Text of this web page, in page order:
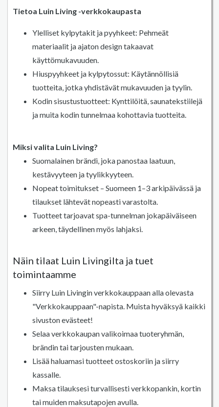
Tietoa Luin Living -verkkokaupasta
Ylelliset kylpytakit ja pyyhkeet: Pehmeät
materiaalit ja ajaton design takaavat
käyttömukavuuden.
Hiuspyyhkeet ja kylpytossut: Käytännöllisiä
tuotteita, jotka yhdistävät mukavuuden ja tyylin.
Kodin sisustustuotteet: Kynttilöitä, saunatekstiilejä
ja muita kodin tunnelmaa kohottavia tuotteita.
Miksi valita Luin Living?
Suomalainen brändi, joka panostaa laatuun,
kestävyyteen ja tyylikkyyteen.
Nopeat toimitukset – Suomeen 1–3 arkipäivässä ja
tilaukset lähtevät nopeasti varastolta.
Tuotteet tarjoavat spa-tunnelman jokapäiväiseen
arkeen, täydellinen myös lahjaksi.
Näin tilaat Luin Livingilta ja tuet
toimintaamme
Siirry Luin Livingin verkkokauppaan alla olevasta
"Verkkokauppaan"-napista. Muista hyväksyä kaikki
sivuston evästeet!
Selaa verkkokaupan valikoimaa tuoteryhmän,
brändin tai tarjousten mukaan.
Lisää haluamasi tuotteet ostoskoriin ja siirry
kassalle.
Maksa tilauksesi turvallisesti verkkopankin, kortin
tai muiden maksutapojen avulla.